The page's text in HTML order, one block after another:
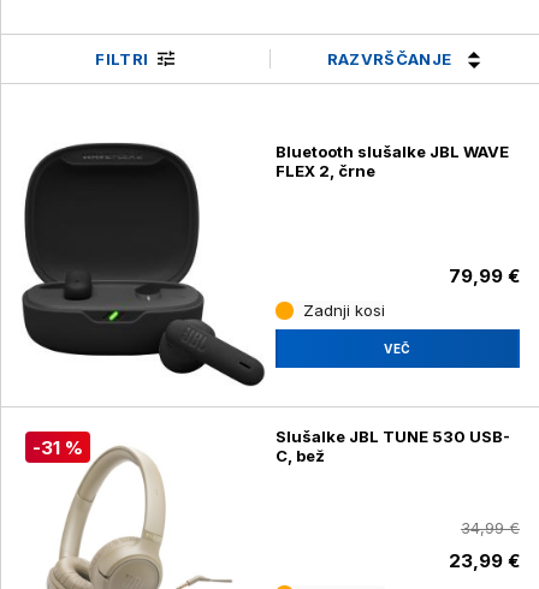
FILTRI RAZVRŠČANJE
Bluetooth slušalke JBL WAVE
FLEX 2, črne
79,99 €
Zadnji kosi
VEČ
-31 %
Slušalke JBL TUNE 530 USB-
C, bež
34,99 €
23,99 €